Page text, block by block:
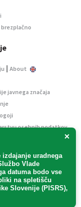
×
izdajanje uradnega
Vlade
datuma bodo vse
na spletišču
Slovenije (PISRS),
| About
javnega značaja
osebnih podatkov